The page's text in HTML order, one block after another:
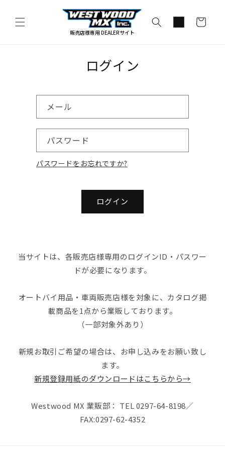
進む
販売店様専用 DEALERサイト
ー
ログイン
メール
パスワード
パスワードをお忘れですか?
ログイン
当サイトは、各販売店様専用のログインID・パスワー
ドが必要になります。
オートバイ用品・車両販売店様を対象に、カタログ掲
載商品を1点から業販しております。
（一部対象外あり）
新規お取引ご希望の場合は、お申し込みをお願い致し
ます。
新規登録用紙のダウンロードはこちらから→
Westwood MX 業販部： TEL 0297-64-8198／
FAX:0297-62-4352